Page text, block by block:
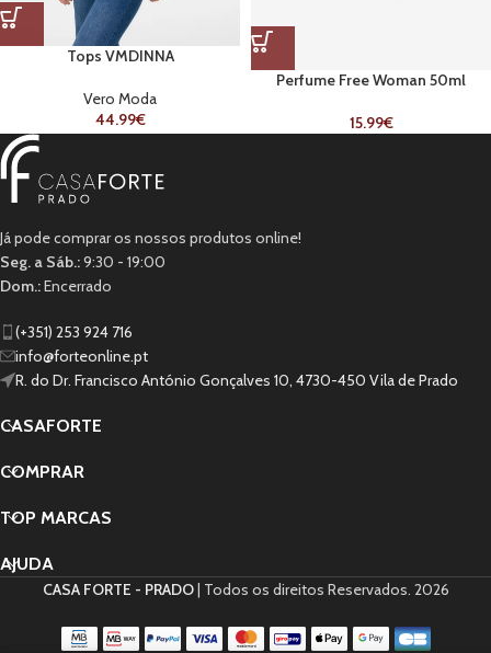
Tops VMDINNA
Vero Moda
44.99€
Perfume Free Woman 50ml
15.99€
Já pode comprar os nossos produtos online!
Seg. a Sáb.:9:30 - 19:00
Dom.:Encerrado
(+351) 253 924 716
info@forteonline.pt
R. do Dr. Francisco António Gonçalves 10, 4730-450 Vila de Prado
CASAFORTE
COMPRAR
TOP MARCAS
AJUDA
CASA FORTE - PRADO| Todos os direitos Reservados. 2026